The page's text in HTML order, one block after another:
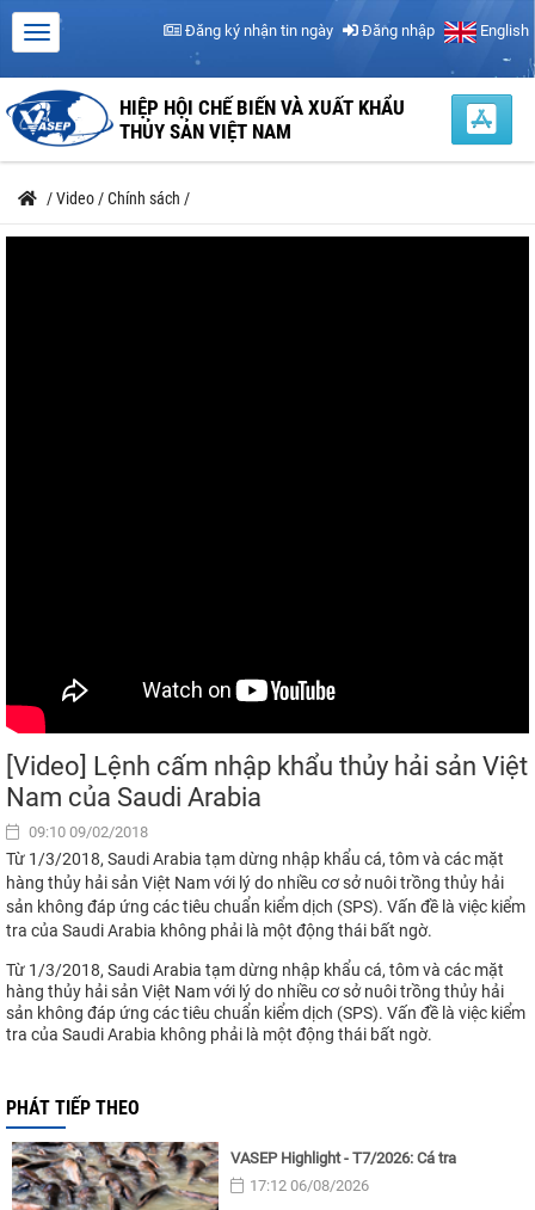
Đăng ký nhận tin ngày Đăng nhập English
HIỆP HỘI CHẾ BIẾN VÀ XUẤT KHẨU
THỦY SẢN VIỆT NAM
/Video /Chính sách /
[Video] Lệnh cấm nhập khẩu thủy hải sản Việt
Nam của Saudi Arabia
09:10 09/02/2018
Từ 1/3/2018, Saudi Arabia tạm dừng nhập khẩu cá, tôm và các mặt
hàng thủy hải sản Việt Nam với lý do nhiều cơ sở nuôi trồng thủy hải
sản không đáp ứng các tiêu chuẩn kiểm dịch (SPS). Vấn đề là việc kiểm
tra của Saudi Arabia không phải là một động thái bất ngờ.
Từ 1/3/2018, Saudi Arabia tạm dừng nhập khẩu cá, tôm và các mặt
hàng thủy hải sản Việt Nam với lý do nhiều cơ sở nuôi trồng thủy hải
sản không đáp ứng các tiêu chuẩn kiểm dịch (SPS). Vấn đề là việc kiểm
tra của Saudi Arabia không phải là một động thái bất ngờ.
PHÁT TIẾP THEO
VASEP Highlight - T7/2026: Cá tra
17:12 06/08/2026